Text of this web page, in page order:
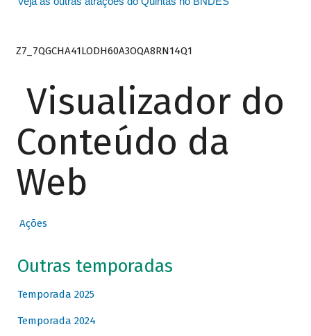
Z7_7QGCHA41LODH60A3OQA8RN14Q1
Visualizador do
Conteúdo da
Web
Ações
Outras temporadas
Temporada 2025
Temporada 2024